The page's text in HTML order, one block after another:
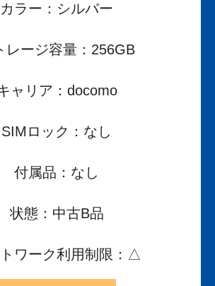
カラー：シルバー
レージ容量：256GB
ャリア：docomo
SIMロック：なし
付属品：なし
状態：中古B品
ワーク利用制限：△